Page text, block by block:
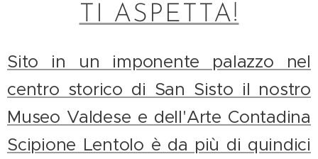
TI ASPETTA!
Sito in un imponente palazzo nel
centro storico di San Sisto il nostro
Museo Valdese e dell'Arte Contadina
Scipione Lentolo è da più di quindici